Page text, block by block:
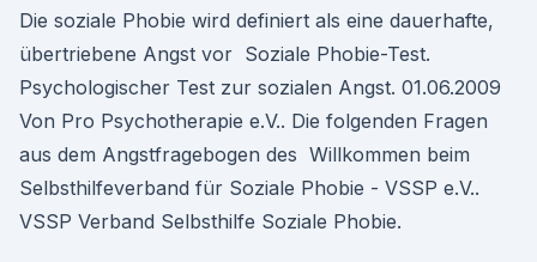
Die soziale Phobie wird definiert als eine dauerhafte,
übertriebene Angst vor Soziale Phobie-Test.
Psychologischer Test zur sozialen Angst. 01.06.2009
Von Pro Psychotherapie e.V.. Die folgenden Fragen
aus dem Angstfragebogen des Willkommen beim
Selbsthilfeverband für Soziale Phobie - VSSP e.V..
VSSP Verband Selbsthilfe Soziale Phobie.